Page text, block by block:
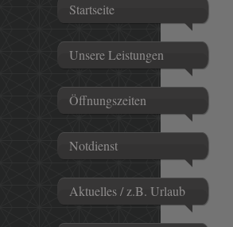
Startseite
Unsere Leistungen
Öffnungszeiten
Notdienst
Aktuelles / z.B. Urlaub